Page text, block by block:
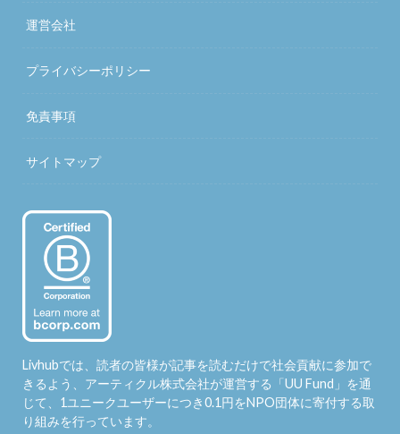
運営会社
プライバシーポリシー
免責事項
サイトマップ
Livhubでは、読者の皆様が記事を読むだけで社会貢献に参加で
きるよう、アーティクル株式会社が運営する「UU Fund 」を通
じて、1ユニークユーザーにつき0.1円をNPO団体に寄付する取
り組みを行っています。